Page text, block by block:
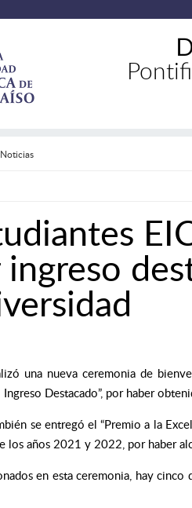
Noticias
una nueva ceremonia de
Destacado”, por haber
se entregó el “Premio a la
años 2021 y 2022, por haber
en esta ceremonia, hay cinco